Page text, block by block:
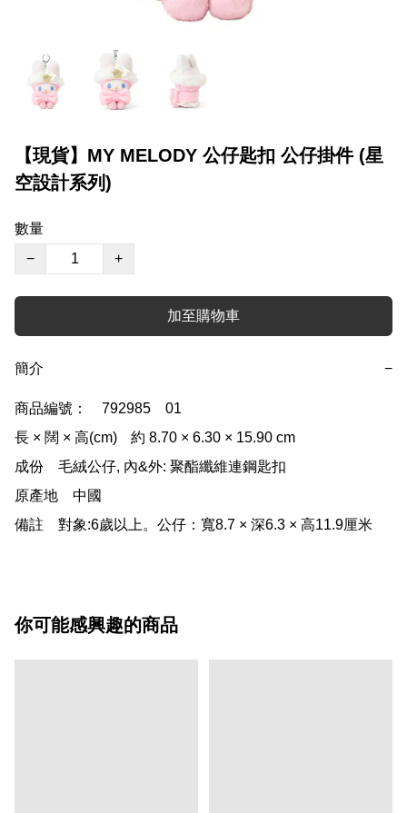
【現貨】MY MELODY 公仔匙扣 公仔掛件 (星
空設計系列)
數量
−
+
加至購物車
簡介 −
商品編號：	792985    01
長 × 闊 × 高(cm)	約 8.70 × 6.30 × 15.90 cm
成份	毛絨公仔, 內&外: 聚酯纖維連鋼匙扣
原產地	中國
備註	對象:6歲以上。公仔：寬8.7 × 深6.3 × 高11.9厘米
你可能感興趣的商品